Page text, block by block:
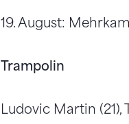
19. August:
Trampolin
Ludovic Martin